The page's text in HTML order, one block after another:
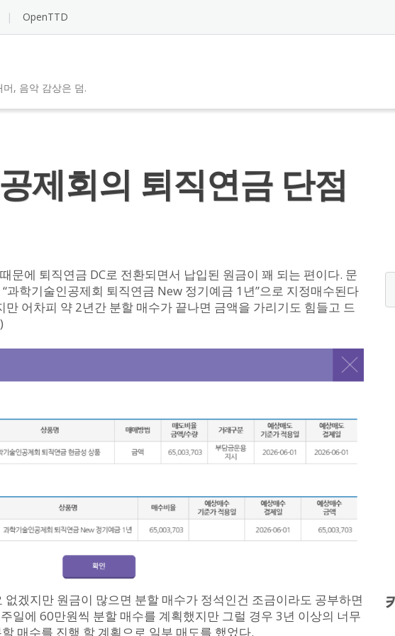
OpenTTD
, 음악 감상은 덤.
제회의 퇴직연금 단점
문에 퇴직연금 DC로 전환되면서 납입된 원금이 꽤 되는 편이다. 문
과학기술인공제회 퇴직연금 New 정기예금 1년”으로 지정매수된다
만 어차피 약 2년간 분할 매수가 끝나면 금액을 가리기도 힘들고 드
겠지만 원금이 많으면 분할 매수가 정석인건 조금이라도 공부하면
일에 60만원씩 분할 매수를 계획했지만 그럴 경우 3년 이상의 너무
매수를 진행 할 계획으로 일부 매도를 했었다.